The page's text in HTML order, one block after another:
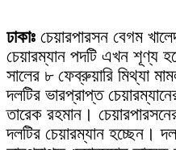
ঢাকাঃ চেয়ারপারসন বেগম
চেয়ারম্যান পদটি এখন শূণ্য
সালের ৮ ফেব্রুয়ারি মিথ্যা
দলটির ভারপ্রাপ্ত
তারেক রহমান।
দলটির চেয়ারম্যান হচ্ছেন।